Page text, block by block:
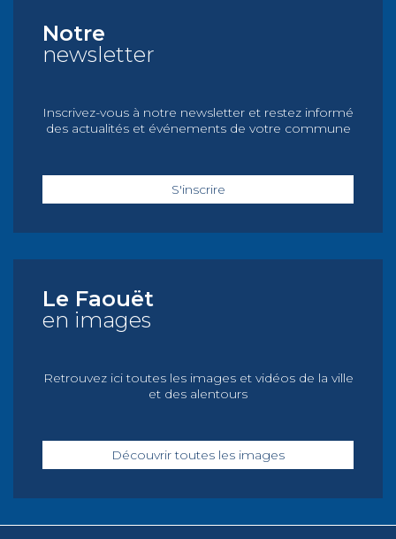
Notre
newsletter
Inscrivez-vous à notre newsletter et restez informé
des actualités et événements de votre commune
S'inscrire
Le Faouët
en images
Retrouvez ici toutes les images et vidéos de la ville
et des alentours
Découvrir toutes les images